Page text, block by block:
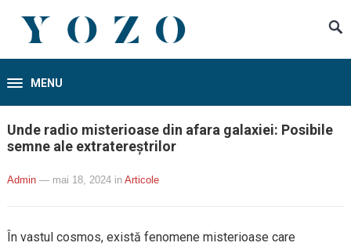
MENU
Unde radio misterioase din afara galaxiei: Posibile
semne ale extratereștrilor
Admin — mai 18, 2024 in Articole
În vastul cosmos, există fenomene misterioase care